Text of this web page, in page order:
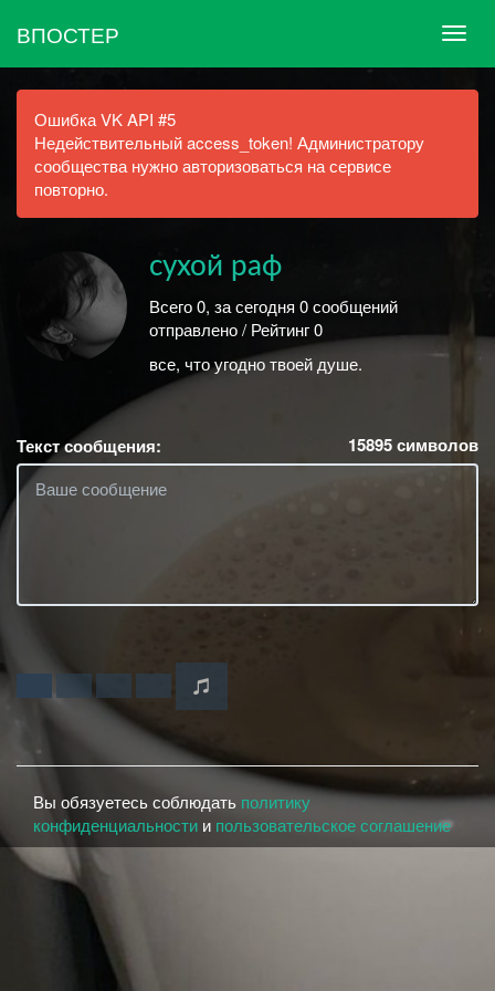
ВПОСТЕР
Ошибка VK API #5
Недействительный access_token! Администратору
сообщества нужно авторизоваться на сервисе
повторно.
сухой раф
Всего 0, за сегодня 0 сообщений
отправлено / Рейтинг 0
все, что угодно твоей душе.
Текст сообщения: 15895символов
Вы обязуетесь соблюдать политику
конфиденциальности и пользовательское соглашение